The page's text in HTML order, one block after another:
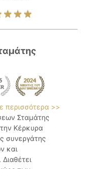
περισσότερα >>
Σταμάτης
Κέρκυρα
συνεργάτης
και